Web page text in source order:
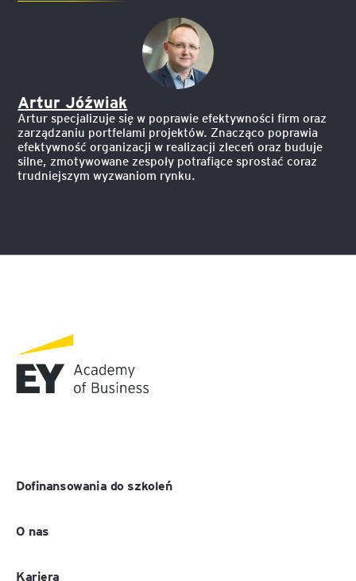
Artur Jóźwiak
Artur specjalizuje się w poprawie efektywności firm oraz
zarządzaniu portfelami projektów. Znacząco poprawia
efektywność organizacji w realizacji zleceń oraz buduje
silne, zmotywowane zespoły potrafiące sprostać coraz
trudniejszym wyzwaniom rynku.
Dofinansowania do szkoleń
O nas
Kariera